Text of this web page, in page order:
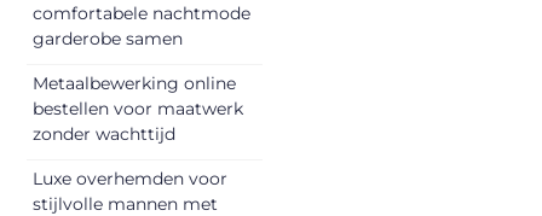
comfortabele nachtmode
garderobe samen
Metaalbewerking online
bestellen voor maatwerk
zonder wachttijd
Luxe overhemden voor
stijlvolle mannen met